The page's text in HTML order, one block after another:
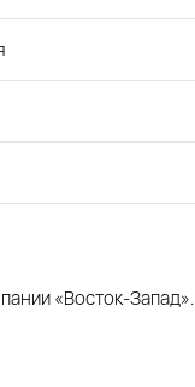
«Восток-Запад».